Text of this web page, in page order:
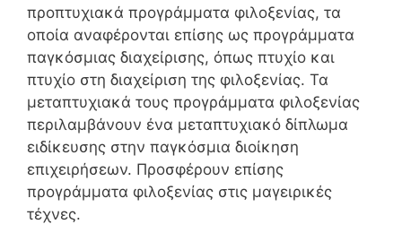
προπτυχιακά προγράμματα φιλοξενίας, τα
οποία αναφέρονται επίσης ως προγράμματα
παγκόσμιας διαχείρισης, όπως πτυχίο και
πτυχίο στη διαχείριση της φιλοξενίας. Τα
μεταπτυχιακά τους προγράμματα φιλοξενίας
περιλαμβάνουν ένα μεταπτυχιακό δίπλωμα
ειδίκευσης στην παγκόσμια διοίκηση
επιχειρήσεων. Προσφέρουν επίσης
προγράμματα φιλοξενίας στις μαγειρικές
τέχνες.